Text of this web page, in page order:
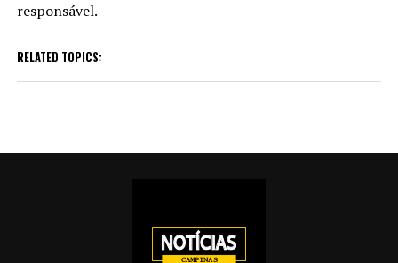
responsável.
RELATED TOPICS: